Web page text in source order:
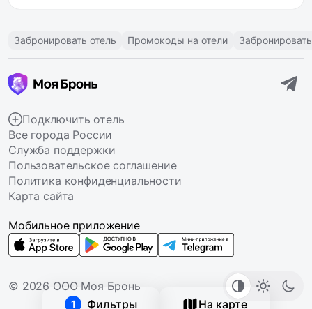
1 Фильтры На карте
Забронировать отель Промокоды на отели
Подключить отель
Все города России
Служба поддержки
Пользовательское соглашение
Политика конфиденциальности
Карта сайта
© 2026 ООО Моя Бронь
Мобильное приложение